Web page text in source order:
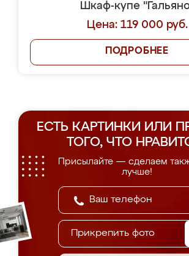
Шкаф-купе
Цена: 119 000 руб.
ПОДРОБНЕЕ
ЕСТЬ КАРТИНКИ ИЛИ
ТОГО, ЧТО
Присылайте — сделаем
лучше!
Прикрепить фото